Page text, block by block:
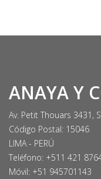
ANAYA Y
Av. Petit Thouars 3431,
Código Postal: 15046
LIMA - PERÚ
Teléfono: +511 421
Móvil: +51 945701143